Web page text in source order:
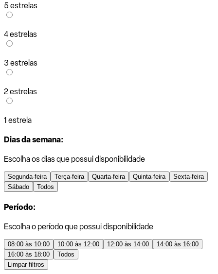
5 estrelas
4 estrelas
3 estrelas
2 estrelas
1 estrela
Dias da semana:
Escolha os dias que possui disponibilidade
Segunda-feira Terça-feira Quarta-feira Quinta-feira
Sexta-feira
Sábado
Todos
Período:
Escolha o período que possui disponibilidade
08:00 às 10:00 10:00 às 12:00 12:00 às 14:00
14:00 às 16:00
16:00 às 18:00
Todos
Limpar filtros